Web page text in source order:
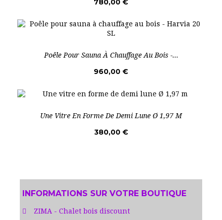
780,00 €
Poêle Pour Sauna À Chauffage Au Bois -...
960,00 €
Une Vitre En Forme De Demi Lune Ø 1,97 M
380,00 €
INFORMATIONS SUR VOTRE BOUTIQUE
ZIMA - Chalet bois discount